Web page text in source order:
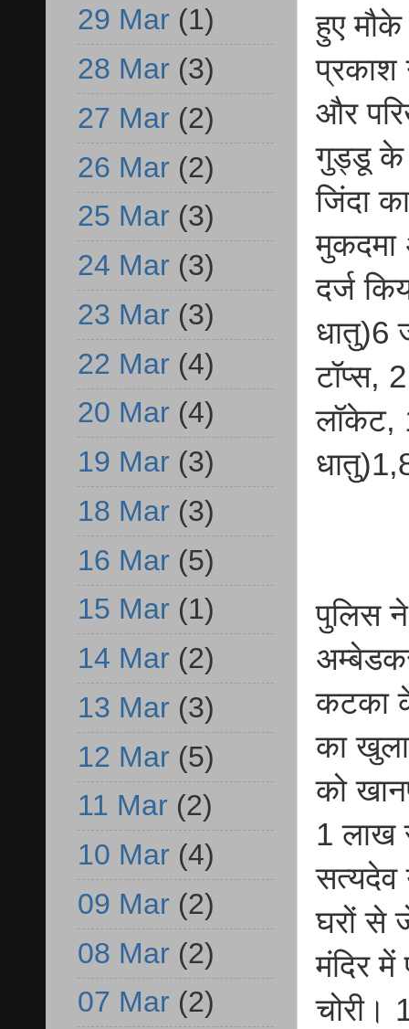
हुए
और
गुड्डू के
जिंदा
मुकदमा
दर्ज
धातु)6
टॉप्स,
लॉकेट,
पुलिस
कटका
का
को
1 लाख
सत्यदेव
घरों से
मंदिर
चोरी।
29 Mar (1)
28 Mar (3)
27 Mar (2)
26 Mar (2)
25 Mar (3)
24 Mar (3)
23 Mar (3)
22 Mar (4)
20 Mar (4)
19 Mar (3)
18 Mar (3)
16 Mar (5)
15 Mar (1)
14 Mar (2)
13 Mar (3)
12 Mar (5)
11 Mar (2)
10 Mar (4)
09 Mar (2)
08 Mar (2)
07 Mar (2)